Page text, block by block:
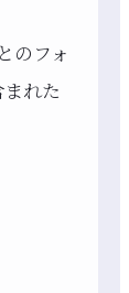
のフォ
れた